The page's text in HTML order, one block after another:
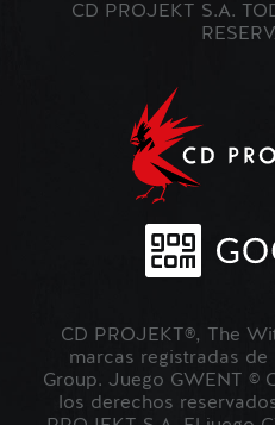
CD PROJEKT S.A.
CD PROJEKT®, The
marcas registradas de
Group. Juego GWENT ©
los derechos